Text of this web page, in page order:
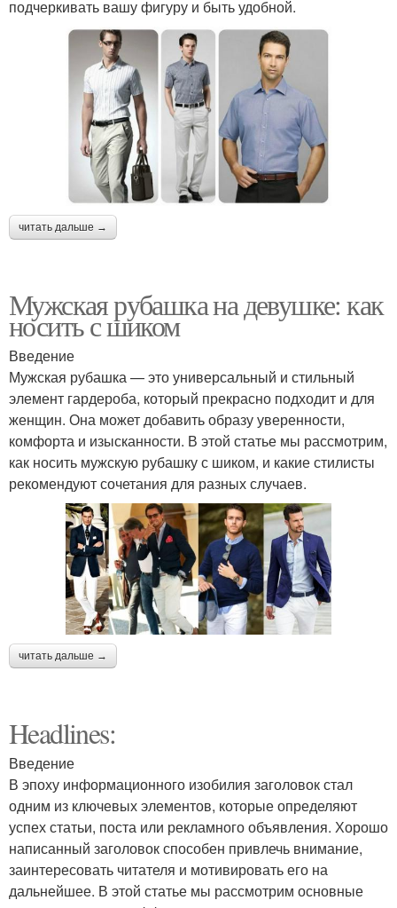
подчеркивать вашу фигуру и быть удобной.
читать дальше →
Мужская рубашка на девушке: как
носить с шиком
Введение
Мужская рубашка — это универсальный и стильный
элемент гардероба, который прекрасно подходит и для
женщин. Она может добавить образу уверенности,
комфорта и изысканности. В этой статье мы рассмотрим,
как носить мужскую рубашку с шиком, и какие стилисты
рекомендуют сочетания для разных случаев.
читать дальше →
Headlines:
Введение
В эпоху информационного изобилия заголовок стал
одним из ключевых элементов, которые определяют
успех статьи, поста или рекламного объявления. Хорошо
написанный заголовок способен привлечь внимание,
заинтересовать читателя и мотивировать его на
дальнейшее. В этой статье мы рассмотрим основные